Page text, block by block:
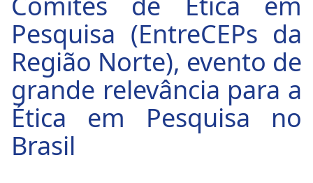
Pesquisa (EntreCEPs da
Região Norte), evento de
grande relevância para a
Ética em Pesquisa no
Brasil